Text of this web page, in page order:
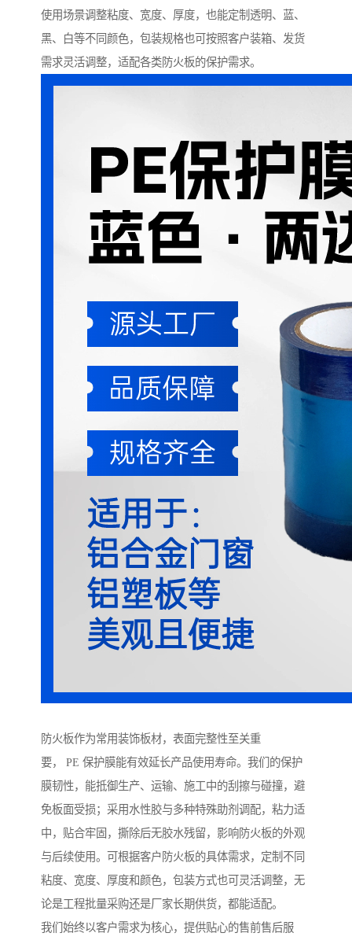
使用场景调整粘度、宽度、厚度，也能定制透明、蓝、
黑、白等不同颜色，包装规格也可按照客户装箱、发货
需求灵活调整，适配各类防火板的保护需求。
防火板作为常用装饰板材，表面完整性至关重
要， PE 保护膜能有效延长产品使用寿命。我们的保护
膜韧性，能抵御生产、运输、施工中的刮擦与碰撞，避
免板面受损；采用水性胶与多种特殊助剂调配，粘力适
中，贴合牢固，撕除后无胶水残留，影响防火板的外观
与后续使用。可根据客户防火板的具体需求，定制不同
粘度、宽度、厚度和颜色，包装方式也可灵活调整，无
论是工程批量采购还是厂家长期供货，都能适配。
我们始终以客户需求为核心，提供贴心的售前售后服